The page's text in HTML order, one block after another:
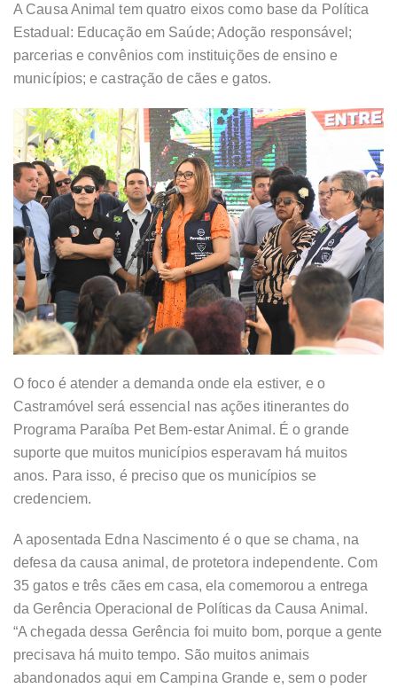
A Causa Animal tem quatro eixos como base da Política
Estadual: Educação em Saúde; Adoção responsável;
parcerias e convênios com instituições de ensino e
municípios; e castração de cães e gatos.
O foco é atender a demanda onde ela estiver, e o
Castramóvel será essencial nas ações itinerantes do
Programa Paraíba Pet Bem-estar Animal. É o grande
suporte que muitos municípios esperavam há muitos
anos. Para isso, é preciso que os municípios se
credenciem.
A aposentada Edna Nascimento é o que se chama, na
defesa da causa animal, de protetora independente. Com
35 gatos e três cães em casa, ela comemorou a entrega
da Gerência Operacional de Políticas da Causa Animal.
“A chegada dessa Gerência foi muito bom, porque a gente
precisava há muito tempo. São muitos animais
abandonados aqui em Campina Grande e, sem o poder